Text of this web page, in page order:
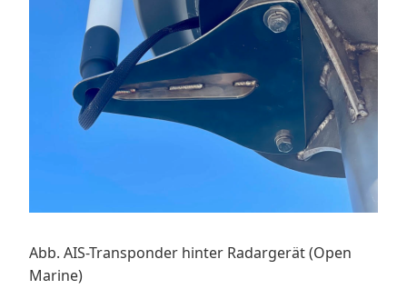
Abb. AIS-Transponder hinter Radargerät (Open
Marine)